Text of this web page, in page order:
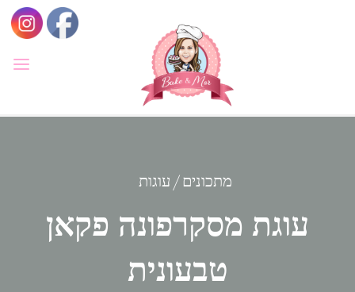
MOR
הקונדיטור
מתכונים| עוגות
עוגת מסקרפונה פקאן
טבעונית